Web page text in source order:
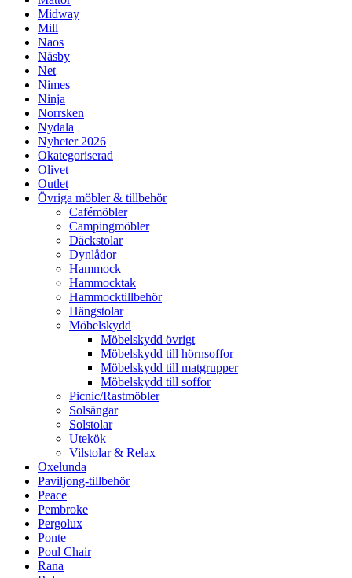
Midway
Mill
Naos
Näsby
Net
Nimes
Ninja
Norrsken
Nydala
Nyheter 2026
Okategoriserad
Olivet
Outlet
Övriga möbler & tillbehör
Cafémöbler
Campingmöbler
Däckstolar
Dynlådor
Hammock
Hammocktak
Hammocktillbehör
Hängstolar
Möbelskydd
Möbelskydd övrigt
Möbelskydd till hörnsoffor
Möbelskydd till matgrupper
Möbelskydd till soffor
Picnic/Rastmöbler
Solsängar
Solstolar
Utekök
Vilstolar & Relax
Oxelunda
Paviljong-tillbehör
Peace
Pembroke
Pergolux
Ponte
Poul Chair
Rana